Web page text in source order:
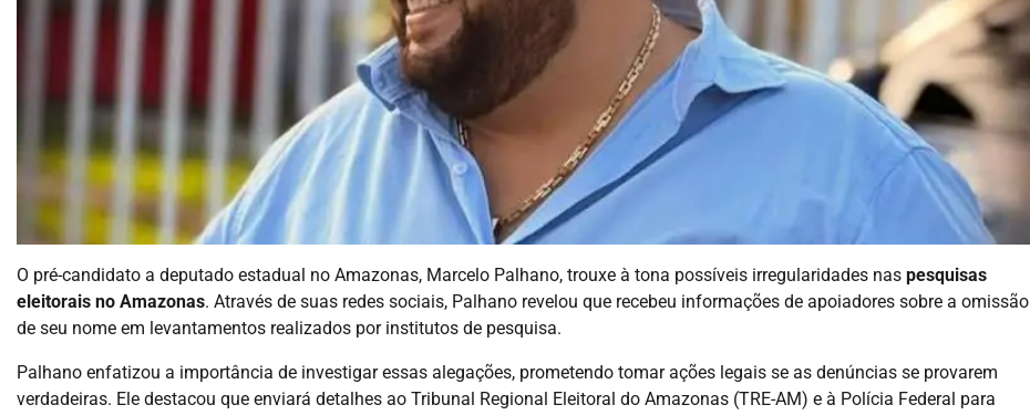
O pré-candidato a deputado estadual no Amazonas, Marcelo Palhano, trouxe à tona possíveis irregularidades nas pesquisas
eleitorais no Amazonas. Através de suas redes sociais, Palhano revelou que recebeu informações de apoiadores sobre a omissão
de seu nome em levantamentos realizados por institutos de pesquisa.
Palhano enfatizou a importância de investigar essas alegações, prometendo tomar ações legais se as denúncias se provarem
verdadeiras. Ele destacou que enviará detalhes ao Tribunal Regional Eleitoral do Amazonas (TRE-AM) e à Polícia Federal para